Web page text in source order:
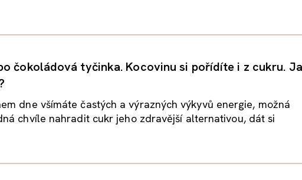
čokoládová tyčinka. Kocovinu si pořídíte i z cukru.
dne všímáte častých a výrazných výkyvů energie, možná
chvíle nahradit cukr jeho zdravější alternativou, dát si